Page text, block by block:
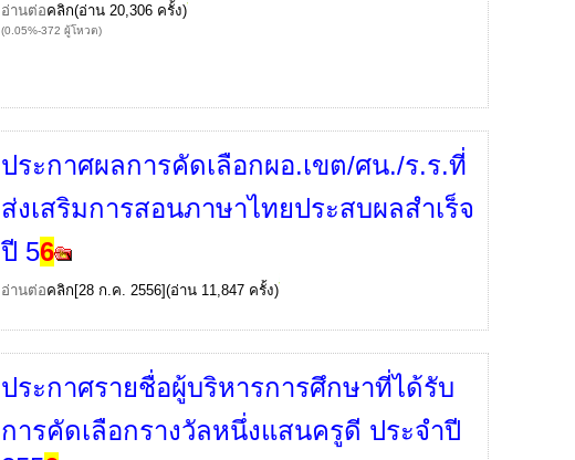
อ่านต่อคลิก(อ่าน 20,306 ครั้ง)
(0.05%-372 ผู้โหวต)
ประกาศผลการคัดเลือกผอ.เขต/ศน./ร.ร.ที่
ส่งเสริมการสอนภาษาไทยประสบผลสำเร็จ
ปี 56
อ่านต่อคลิก[28 ก.ค. 2556](อ่าน 11,847 ครั้ง)
ประกาศรายชื่อผู้บริหารการศึกษาที่ได้รับ
การคัดเลือกรางวัลหนึ่งแสนครูดี ประจำปี